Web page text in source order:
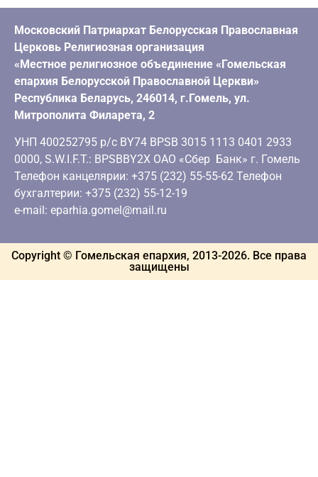
Московский Патриархат Белорусская Православная
Церковь Религиозная организация
«Местное религиозное объединение «Гомельская
епархия Белорусской Православной Церкви»
Республика Беларусь, 246014, г.Гомель, ул.
Митрополита Филарета, 2
УНП 400252795 р/с BY74 BPSB 3015 1113 0401 2933
0000, S.W.I.F.T.: BPSBBY2X ОАО «Сбер Банк» г. Гомель
Телефон канцелярии: +375 (232) 55-55-62 Телефон
бухгалтерии: +375 (232) 55-12-19
e-mail: eparhia.gomel@mail.ru
Copyright © Гомельская епархия, 2013-2026. Все права
защищены